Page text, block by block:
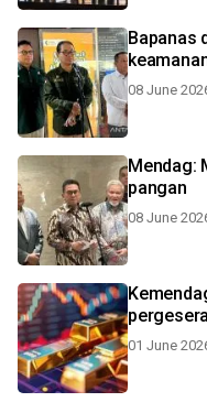
Bapanas
08 June
Mendag:
pangan
08 June
01 June